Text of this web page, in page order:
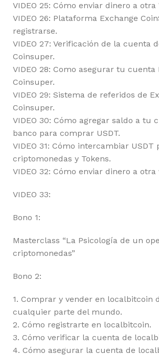
VIDEO 25: Cómo enviar dinero a otra
VIDEO 26: Plataforma Exchange
registrarse.
VIDEO 27: Verificación de la cuenta
Coinsuper.
VIDEO 28: Como asegurar tu cuenta
Coinsuper.
VIDEO 29: Sistema de referidos de
Coinsuper.
VIDEO 30: Cómo agregar saldo a tu
banco para comprar USDT.
VIDEO 31: Cómo intercambiar USDT
criptomonedas y Tokens.
VIDEO 32: Cómo enviar dinero a
VIDEO 33:
Bono 1:
Masterclass “La Psicología de un
criptomonedas”
Bono 2:
1. Comprar y vender en localbitcoin
cualquier parte del mundo.
2. Cómo registrarte en localbitcoin.
3. Cómo verificar la cuenta de
4. Cómo asegurar la cuenta de